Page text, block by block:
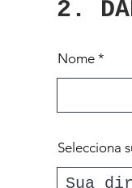
2.
Nome
Selecciona